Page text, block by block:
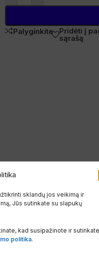
sklandų jos veikimą ir
Jūs sutinkate su slapukų
kad susipažinote ir sutinkate
politika.
Palyginkite Pridėti į
sąrašą